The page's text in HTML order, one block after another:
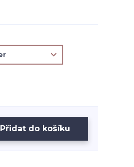
Přidat do košíku